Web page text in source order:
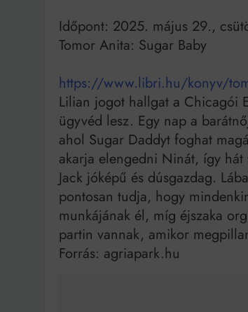
Időpont: 2025. május 29.,
Tomor Anita: Sugar Baby
https://www.libri.hu/konyv/
Lilian jogot hallgat a Chicagói
ügyvéd lesz. Egy nap a
ahol Sugar Daddyt foghat
akarja elengedni Ninát, így hát
Jack jóképű és dúsgazdag.
pontosan tudja, hogy
munkájának él, míg éjszaka
partin vannak, amikor
Forrás: agriapark.hu